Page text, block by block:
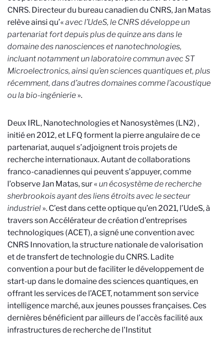
CNRS. Directeur du bureau canadien du CNRS, Jan Matas
relève ainsi qu’«avec l’UdeS, le CNRS développe un
partenariat fort depuis plus de quinze ans dans le
domaine des nanosciences et nanotechnologies,
incluant notamment un laboratoire commun avec ST
Microelectronics, ainsi qu’en sciences quantiques et, plus
récemment, dans d’autres domaines comme l’acoustique
ou la bio-ingénierie ».
Deux IRL, Nanotechnologies et Nanosystèmes (LN2) ,
initié en 2012, et LFQ forment la pierre angulaire de ce
partenariat, auquel s’adjoignent trois projets de
recherche internationaux. Autant de collaborations
franco-canadiennes qui peuvent s’appuyer, comme
l’observe Jan Matas, sur « un écosystème de recherche
sherbrookois ayant des liens étroits avec le secteur
industriel ». C’est dans cette optique qu’en 2021, l’UdeS, à
travers son Accélérateur de création d'entreprises
technologiques (ACET), a signé une convention avec
CNRS Innovation, la structure nationale de valorisation
et de transfert de technologie du CNRS. Ladite
convention a pour but de faciliter le développement de
start-up dans le domaine des sciences quantiques, en
offrant les services de l’ACET, notamment son service
intelligence marché, aux jeunes pousses françaises. Ces
dernières bénéficient par ailleurs de l’accès facilité aux
infrastructures de recherche de l'Institut